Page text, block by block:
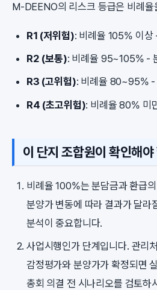
M-DEENO의 리스크 등급은 비례율
R1 (저위험): 비례율 105% 이상
R2 (보통): 비례율 95~105% -
R3 (고위험): 비례율 80~95% -
R4 (초고위험): 비례율 80% 미
이 단지 조합원이 확인해
비례율 100%는 분담금과 환급
분양가 변동에 따라 결과가 달라
분석이 중요합니다.
사업시행인가 단계입니다. 관리
감정평가와 분양가가 확정되면
총회 의결 전 시나리오를 검토하